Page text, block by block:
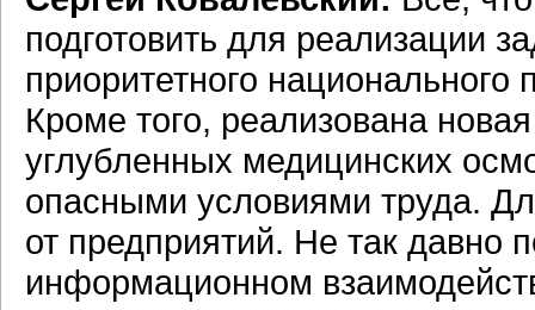
подготовить для реализации
приоритетного
Кроме того, реализована
углубленных медицинских
опасными условиями труда.
от предприятий. Не так давно
информационном